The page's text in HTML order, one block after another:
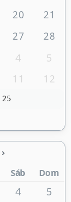
20
21
27
28
4
5
11 12
25
Sáb Dom
4 5